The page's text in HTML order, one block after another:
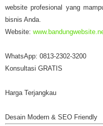
website profesional yang
bisnis Anda.
Website:
WhatsApp: 0813-2302-3200
Konsultasi GRATIS
Harga Terjangkau
Desain Modern & SEO Friendly